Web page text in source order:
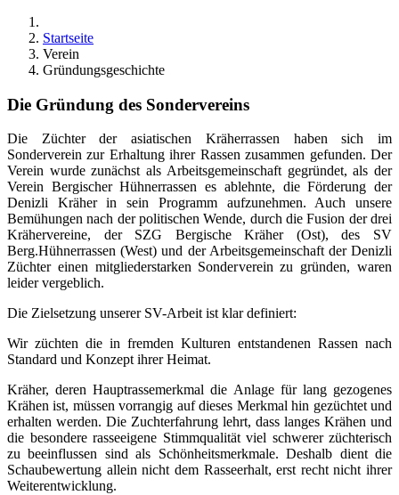
Startseite
Verein
Gründungsgeschichte
Die Gründung des Sondervereins
Die Züchter der asiatischen Kräherrassen haben sich im
Sonderverein zur Erhaltung ihrer Rassen zusammen gefunden. Der
Verein wurde zunächst als Arbeitsgemeinschaft gegründet, als der
Verein Bergischer Hühnerrassen es ablehnte, die Förderung der
Denizli Kräher in sein Programm aufzunehmen. Auch unsere
Bemühungen nach der politischen Wende, durch die Fusion der drei
Krähervereine, der SZG Bergische Kräher (Ost), des SV
Berg.Hühnerrassen (West) und der Arbeitsgemeinschaft der Denizli
Züchter einen mitgliederstarken Sonderverein zu gründen, waren
leider vergeblich.
Die Zielsetzung unserer SV-Arbeit ist klar definiert:
Wir züchten die in fremden Kulturen entstandenen Rassen nach
Standard und Konzept ihrer Heimat.
Kräher, deren Hauptrassemerkmal die Anlage für lang gezogenes
Krähen ist, müssen vorrangig auf dieses Merkmal hin gezüchtet und
erhalten werden. Die Zuchterfahrung lehrt, dass langes Krähen und
die besondere rasseeigene Stimmqualität viel schwerer züchterisch
zu beeinflussen sind als Schönheitsmerkmale. Deshalb dient die
Schaubewertung allein nicht dem Rasseerhalt, erst recht nicht ihrer
Weiterentwicklung.